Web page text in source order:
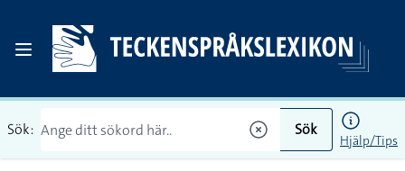
Sök: Sök
Hjälp/Tips